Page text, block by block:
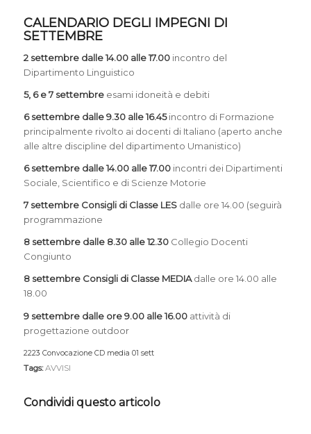
CALENDARIO DEGLI IMPEGNI DI
SETTEMBRE
2 settembre dalle 14.00 alle 17.00incontro del
Dipartimento Linguistico
5, 6 e 7 settembre esami idoneità e debiti
6 settembre dalle 9.30 alle 16.45incontro di Formazione
principalmente rivolto ai docenti di Italiano (aperto anche
alle altre discipline del dipartimento Umanistico)
6 settembre dalle 14.00 alle 17.00incontri dei Dipartimenti
Sociale, Scientifico e di Scienze Motorie
7 settembre Consigli di Classe LESdalle ore 14.00 (seguirà
programmazione
8 settembre dalle 8.30 alle 12.30 Collegio Docenti
Congiunto
8 settembre Consigli di Classe MEDIAdalle ore 14.00 alle
18.00
9 settembre dalle ore 9.00 alle 16.00attività di
progettazione outdoor
2223 Convocazione CD media 01 sett
Tags: AVVISI
Condividi questo articolo